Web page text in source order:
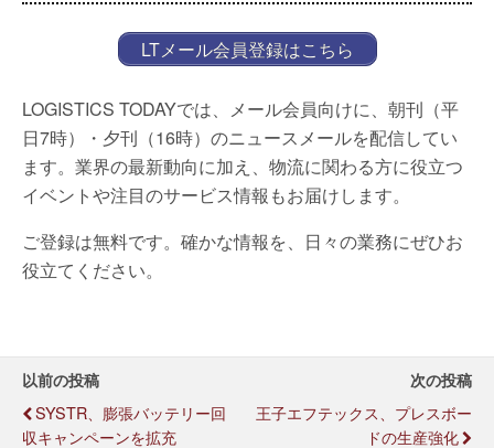
LTメール会員登録はこちら
LOGISTICS TODAYでは、メール会員向けに、朝刊（平
日7時）・夕刊（16時）のニュースメールを配信してい
ます。業界の最新動向に加え、物流に関わる方に役立つ
イベントや注目のサービス情報もお届けします。
ご登録は無料です。確かな情報を、日々の業務にぜひお
役立てください。
以前の投稿
SYSTR、膨張バッテリー回
収キャンペーンを拡充
次の投稿
王子エフテックス、プレスボー
ドの生産強化